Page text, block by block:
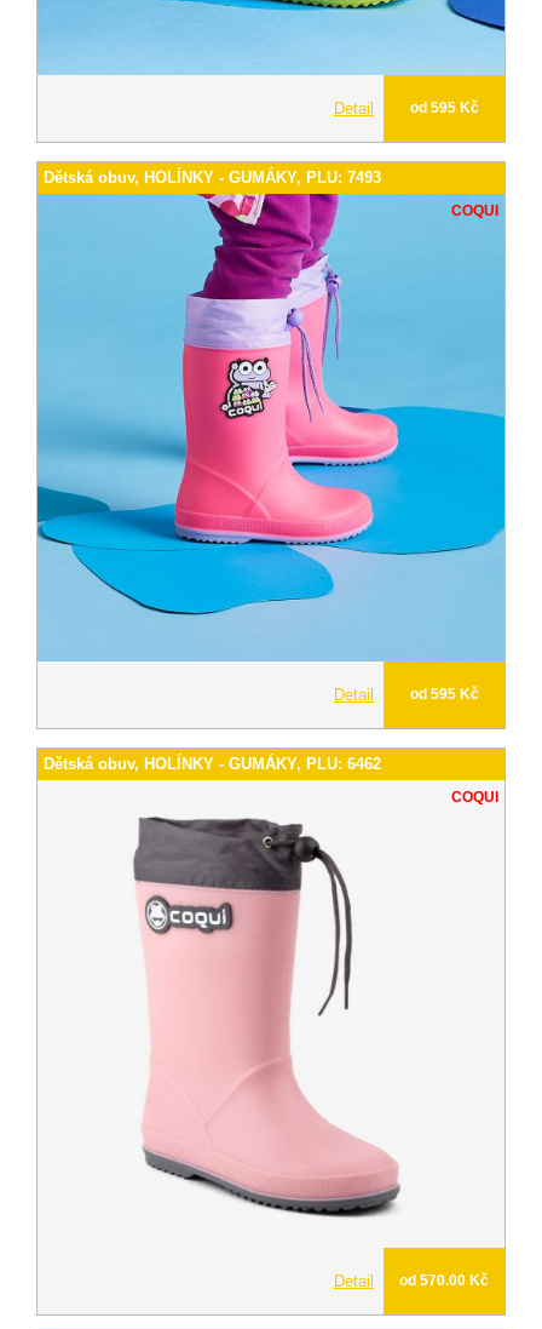
Detail od 595 Kč
Dětská obuv, HOLÍNKY - GUMÁKY, PLU: 7493
COQUI
Detail od 595 Kč
Dětská obuv, HOLÍNKY - GUMÁKY, PLU: 6462
COQUI
Detail od 570.00 Kč